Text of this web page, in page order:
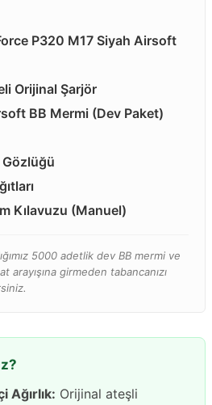
P320 M17 Siyah Airsoft
Orijinal Şarjör
BB Mermi (Dev Paket)
Gözlüğü
Kılavuzu (Manuel)
5000 adetlik dev BB mermi ve
arayışına girmeden tabancanızı
Ağırlık: Orijinal ateşli